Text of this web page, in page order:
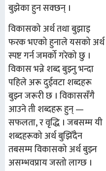
बुझेका हुन सक्छन् ।
विकासको अर्थ तथा बुझाइ
फरक भएको हुनाले यसको अर्थ
स्पष्ट गर्न जमर्को गरेको छु ।
विकास भन्ने शब्द बुझ्नु भन्दा
पहिले अरू दुईवटा शब्दहरू
बुझ्न जरूरी छ । विकाससँगै
आउने ती शब्दहरू हुन् —
सफलता, र वृद्धि । जबसम्म यी
शब्दहरूको अर्थ बुझिँदैन
तबसम्म विकासको अर्थ बुझ्न
असम्भवप्राय जस्तो लाग्छ ।